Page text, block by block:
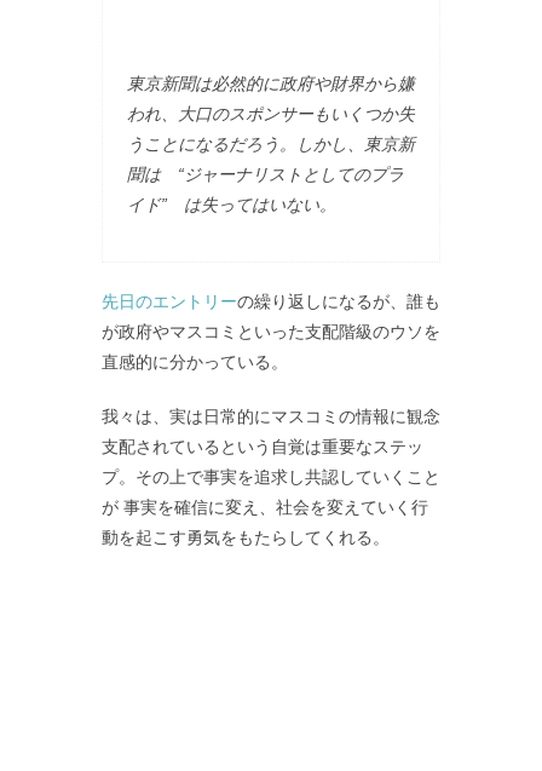
東京新聞は必然的に政府や財界から嫌
われ、大口のスポンサーもいくつか失
うことになるだろう。しかし、東京新
聞は “ジャーナリストとしてのプラ
イド” は失ってはいない。
先日のエントリーの繰り返しになるが、誰も
が政府やマスコミといった支配階級のウソを
直感的に分かっている。
我々は、実は日常的にマスコミの情報に観念
支配されているという自覚は重要なステッ
プ。その上で事実を追求し共認していくこと
が 事実を確信に変え、社会を変えていく行
動を起こす勇気をもたらしてくれる。